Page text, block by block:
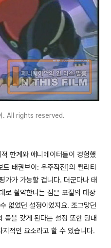
. All rights reserved.
한계와 애니메이터들이 경험했
태권브이: 우주작전]의 퀄리티
가가 가능할 겁니다. 더군다나 태
로 활약한다는 점은 표절의 대상
없었던 설정이었지요. 조그맣던
몸을 갖게 된다는 설정 또한 당대
적인 요소라고 할 수 있습니다.